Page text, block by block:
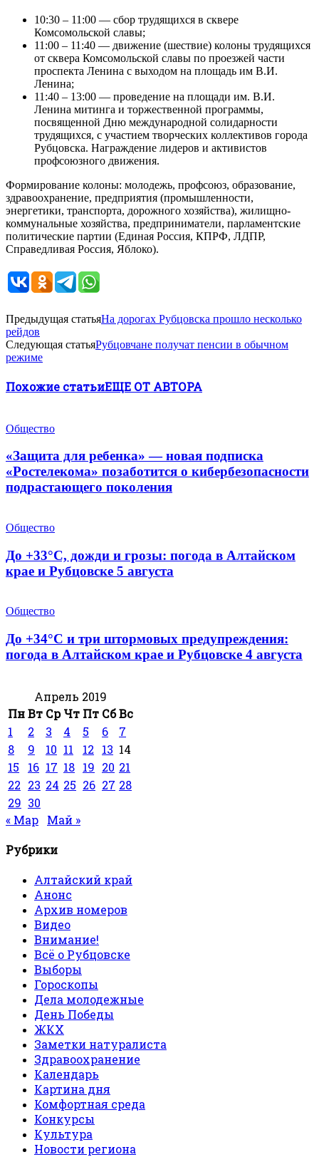
10:30 – 11:00 — сбор трудящихся в сквере
Комсомольской славы;
11:00 – 11:40 — движение (шествие) колоны трудящихся
от сквера Комсомольской славы по проезжей части
проспекта Ленина с выходом на площадь им В.И.
Ленина;
11:40 – 13:00 — проведение на площади им. В.И.
Ленина митинга и торжественной программы,
посвященной Дню международной солидарности
трудящихся, с участием творческих коллективов города
Рубцовска. Награждение лидеров и активистов
профсоюзного движения.
Формирование колоны: молодежь, профсоюз, образование,
здравоохранение, предприятия (промышленности,
энергетики, транспорта, дорожного хозяйства), жилищно-
коммунальные хозяйства, предприниматели, парламентские
политические партии (Единая Россия, КПРФ, ЛДПР,
Справедливая Россия, Яблоко).
Предыдущая статьяНа дорогах Рубцовска прошло несколько
рейдов
Следующая статьяРубцовчане получат пенсии в обычном
режиме
Похожие статьиЕЩЕ ОТ АВТОРА
Общество
«Защита для ребенка» — новая подписка
«Ростелекома» позаботится о кибербезопасности
подрастающего поколения
Общество
До +33°С, дожди и грозы: погода в Алтайском
крае и Рубцовске 5 августа
Общество
До +34°С и три штормовых предупреждения:
погода в Алтайском крае и Рубцовске 4 августа
Апрель 2019
ПнВт Ср Чт Пт СбВс
1
2 3 4 5 6
7
8
9 10 11 12 13 14
15
16 17 18 19 20 21
22 23 24 25 26 27 28
29 30
« Мар
Май »
Рубрики
Алтайский край
Анонс
Архив номеров
Видео
Внимание!
Всё о Рубцовске
Выборы
Гороскопы
Дела молодежные
День Победы
ЖКХ
Заметки натуралиста
Здравоохранение
Календарь
Картина дня
Комфортная среда
Конкурсы
Культура
Новости региона